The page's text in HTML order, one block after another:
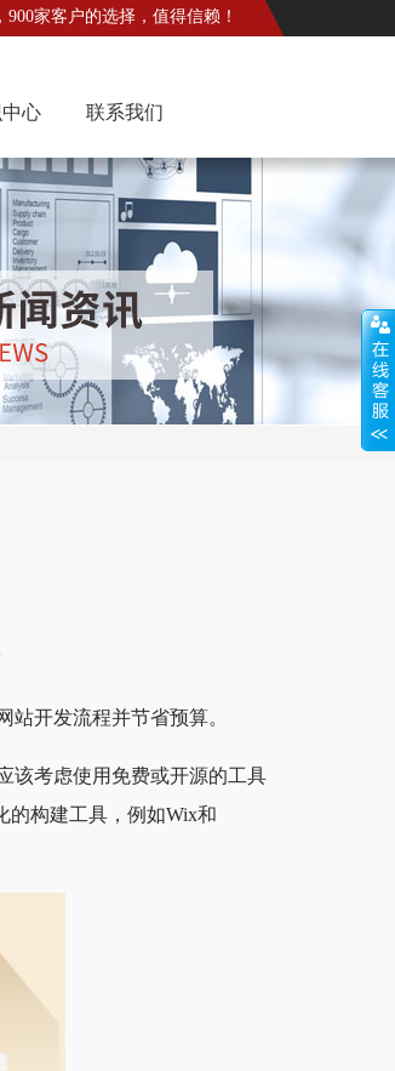
家客户的选择，值得信赖！
心 联系我们
开发流程并节省预算。
该考虑使用免费或开源的工具
的构建工具，例如Wix和